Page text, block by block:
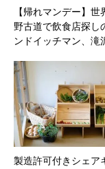
【帰れマンデー】世
野古道で飲食店探し
ンドイッチマン、滝
製造許可付きシェア